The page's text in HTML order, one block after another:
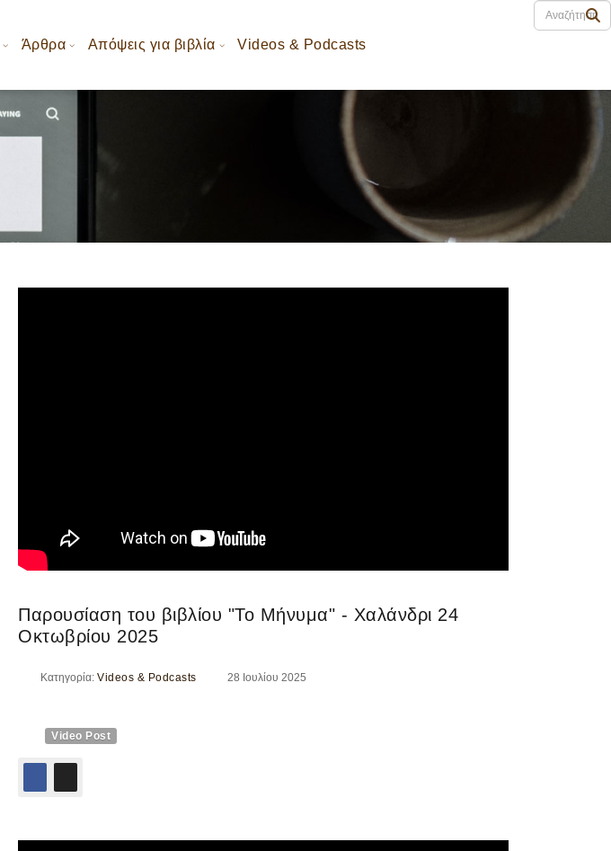
Άρθρα Απόψεις για βιβλία Videos & Podcasts
Παρουσίαση του βιβλίου "Το Μήνυμα" - Χαλάνδρι 24
Οκτωβρίου 2025
Κατηγορία: Videos & Podcasts 28 Ιουλίου 2025
Video Post